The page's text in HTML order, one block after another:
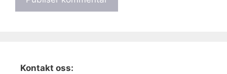
Kontakt oss: